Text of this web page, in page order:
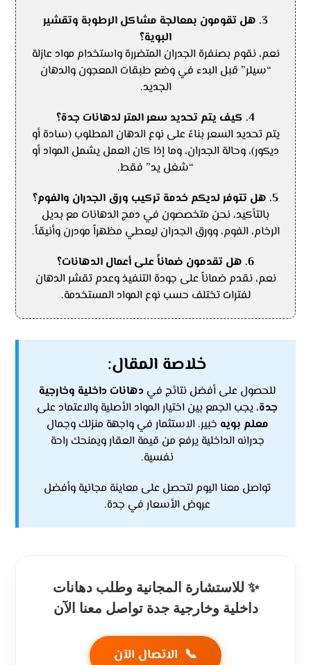
3. هل تقومون بمعالجة مشاكل الرطوبة وتقشير
البوية؟
نعم، نقوم بصنفرة الجدران المتضررة واستخدام مواد عازلة
“سيلر” قبل البدء في وضع طبقات المعجون والدهان
الجديد.
4. كيف يتم تحديد سعر المتر لدهانات جدة؟
يتم تحديد السعر بناءً على نوع الدهان المطلوب (سادة أو
ديكور)، وحالة الجدران، وما إذا كان العمل يشمل المواد أو
“شغل يد” فقط.
5. هل تتوفر لديكم خدمة تركيب ورق الجدران والفوم؟
بالتأكيد، نحن متخصصون في دمج الدهانات مع بديل
الرخام، الفوم، وورق الجدران ليعطي مظهراً مودرن وأنيقاً.
6. هل تقدمون ضماناً على أعمال الدهانات؟
نعم، نقدم ضماناً على جودة التنفيذ وعدم تقشر الدهان
لفترات تختلف حسب نوع المواد المستخدمة.
خلاصة المقال:
للحصول على أفضل نتائج في دهانات داخلية وخارجية
جدة، يجب الجمع بين اختيار المواد الأصلية والاعتماد على
معلم بويه خبير. الاستثمار في واجهة منزلك وجمال
جدرانه الداخلية يرفع من قيمة العقار ويمنحك راحة
نفسية.
تواصل معنا اليوم لتحصل على معاينة مجانية وأفضل
عروض الأسعار في جدة.
✨ للاستشارة المجانية وطلب دهانات
داخلية وخارجية جدة تواصل معنا الآن
📞 الاتصال الآن